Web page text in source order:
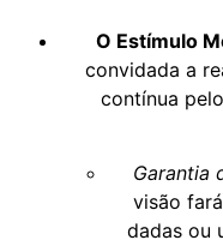
O Estímulo
convidada a
contínua
Garantia
visão
dadas ou